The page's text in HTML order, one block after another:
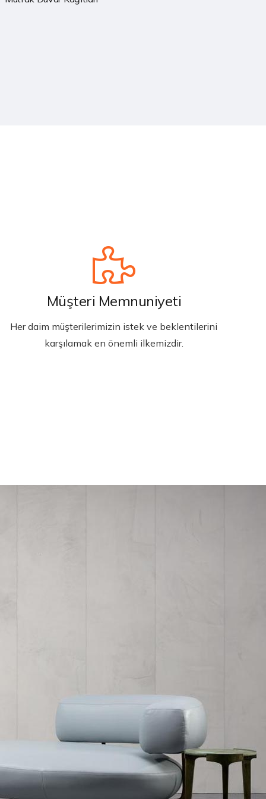
Müşteri Memnuniyeti
Her daim müşterilerimizin istek ve beklentilerini
karşılamak en önemli ilkemizdir.